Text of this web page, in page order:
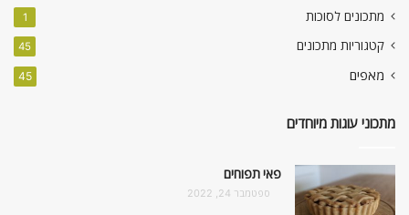
מתכונים לסוכות 1
קטגוריות מתכונים 45
מאפים 45
מתכוני עוגות מיוחדים
פאי תפוחים
ספטמבר 24, 2022